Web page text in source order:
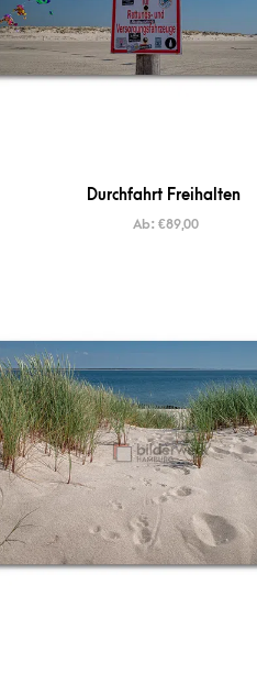
Durchfahrt Freihalten
Ab:€89,00